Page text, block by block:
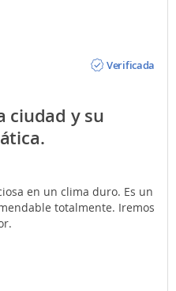
Verificada
ciudad y su
en un clima duro. Es un
totalmente. Iremos